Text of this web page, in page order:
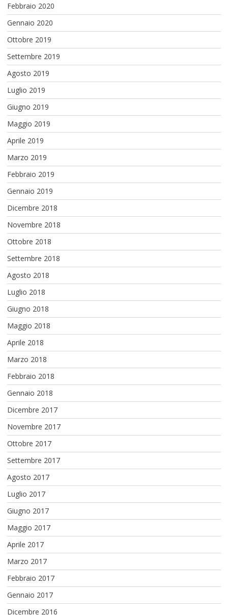
Febbraio 2020
Gennaio 2020
Ottobre 2019
Settembre 2019
Agosto 2019
Luglio 2019
Giugno 2019
Maggio 2019
Aprile 2019
Marzo 2019
Febbraio 2019
Gennaio 2019
Dicembre 2018
Novembre 2018
Ottobre 2018
Settembre 2018
Agosto 2018
Luglio 2018
Giugno 2018
Maggio 2018
Aprile 2018
Marzo 2018
Febbraio 2018
Gennaio 2018
Dicembre 2017
Novembre 2017
Ottobre 2017
Settembre 2017
Agosto 2017
Luglio 2017
Giugno 2017
Maggio 2017
Aprile 2017
Marzo 2017
Febbraio 2017
Gennaio 2017
Dicembre 2016